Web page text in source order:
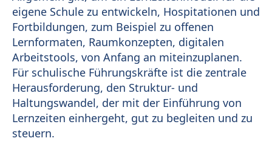
eigene Schule zu entwickeln, Hospitationen und
Fortbildungen, zum Beispiel zu offenen
Lernformaten, Raumkonzepten, digitalen
Arbeitstools, von Anfang an miteinzuplanen.
Für schulische Führungskräfte ist die zentrale
Herausforderung, den Struktur- und
Haltungswandel, der mit der Einführung von
Lernzeiten einhergeht, gut zu begleiten und zu
steuern.